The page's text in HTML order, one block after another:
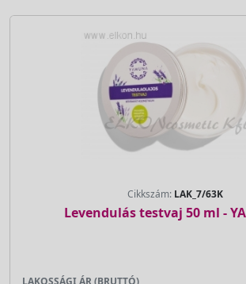
Cikkszám: LAK_7/63K
Levendulás testvaj 50 ml -